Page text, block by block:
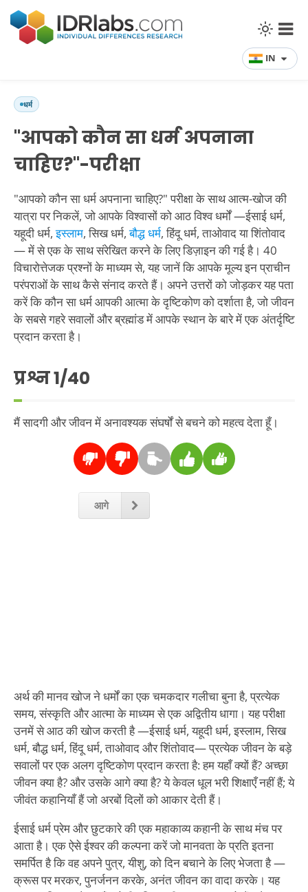
IN
धर्म
"आपको कौन सा धर्म अपनाना
चाहिए?"-परीक्षा
"आपको कौन सा धर्म अपनाना चाहिए?" परीक्षा के साथ आत्म-खोज की
यात्रा पर निकलें, जो आपके विश्वासों को आठ विश्व धर्मों —ईसाई धर्म,
यहूदी धर्म,इस्लाम, सिख धर्म,बौद्ध धर्म, हिंदू धर्म, ताओवाद या शिंतोवाद
— में से एक के साथ संरेखित करने के लिए डिज़ाइन की गई है। 40
विचारोत्तेजक प्रश्नों के माध्यम से, यह जानें कि आपके मूल्य इन प्राचीन
परंपराओं के साथ कैसे संनाद करते हैं। अपने उत्तरों को जोड़कर यह पता
करें कि कौन सा धर्म आपकी आत्मा के दृष्टिकोण को दर्शाता है, जो जीवन
के सबसे गहरे सवालों और ब्रह्मांड में आपके स्थान के बारे में एक अंतर्दृष्टि
प्रदान करता है।
प्रश्न1/40
मैं सादगी और जीवन में अनावश्यक संघर्षों से बचने को महत्व देता हूँ।
आगे
अर्थ की मानव खोज ने धर्मों का एक चमकदार गलीचा बुना है, प्रत्येक
समय, संस्कृति और आत्मा के माध्यम से एक अद्वितीय धागा। यह परीक्षा
उनमें से आठ की खोज करती है —ईसाई धर्म, यहूदी धर्म, इस्लाम, सिख
धर्म, बौद्ध धर्म, हिंदू धर्म, ताओवाद और शिंतोवाद— प्रत्येक जीवन के बड़े
सवालों पर एक अलग दृष्टिकोण प्रदान करता है: हम यहाँ क्यों हैं? अच्छा
जीवन क्या है? और उसके आगे क्या है? ये केवल धूल भरी शिक्षाएँ नहीं हैं; ये
जीवंत कहानियाँ हैं जो अरबों दिलों को आकार देती हैं।
ईसाई धर्म प्रेम और छुटकारे की एक महाकाव्य कहानी के साथ मंच पर
आता है। एक ऐसे ईश्वर की कल्पना करें जो मानवता के प्रति इतना
समर्पित है कि वह अपने पुत्र, यीशु, को दिन बचाने के लिए भेजता है —
क्रूस पर मरकर, पुनर्जनन करके, अनंत जीवन का वादा करके। यह